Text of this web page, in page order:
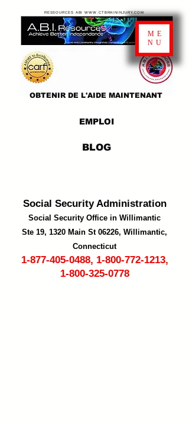
EMPLOI
OBTENIR DE L'AIDE MAINTENANT
BLOG
RESSOURCES ABI WWW.CTBRAININJURY.COM
ME
NU
Social Security Administration
Social Security Office in Willimantic
Ste 19, 1320 Main St 06226, Willimantic,
Connecticut
1-877-405-0488, 1-800-772-1213,
1-800-325-0778